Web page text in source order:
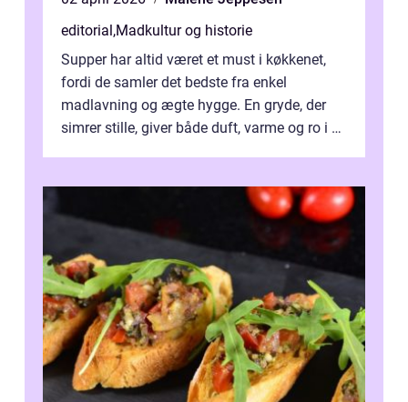
editorial,Madkultur og historie
Supper har altid været et must i køkkenet,
fordi de samler det bedste fra enkel
madlavning og ægte hygge. En gryde, der
simrer stille, giver både duft, varme og ro i en